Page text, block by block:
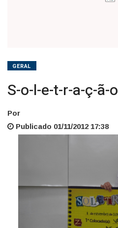
GERAL
S-o-l-e-t-r-a-ç-ã-o
Por
Publicado 01/11/2012 17:38